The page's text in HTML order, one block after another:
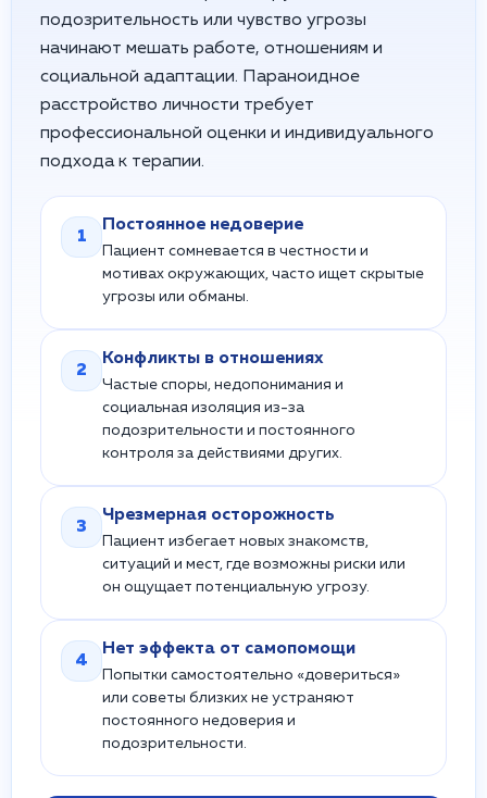
подозрительность или чувство угрозы
начинают мешать работе, отношениям и
социальной адаптации. Параноидное
расстройство личности требует
профессиональной оценки и индивидуального
подхода к терапии.
1
Постоянное недоверие
Пациент сомневается в честности и
мотивах окружающих, часто ищет скрытые
угрозы или обманы.
2
Конфликты в отношениях
Частые споры, недопонимания и
социальная изоляция из-за
подозрительности и постоянного
контроля за действиями других.
3
Чрезмерная осторожность
Пациент избегает новых знакомств,
ситуаций и мест, где возможны риски или
он ощущает потенциальную угрозу.
4
Нет эффекта от самопомощи
Попытки самостоятельно «довериться»
или советы близких не устраняют
постоянного недоверия и
подозрительности.